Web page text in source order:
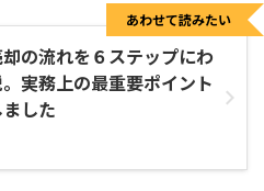
の流れを６ステップにわ
実務上の最重要ポイント
した
あわせて読みたい